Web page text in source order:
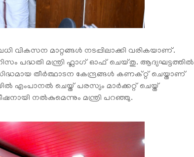
മാറ്റങ്ങൾ നടപ്പിലാക്കി വരികയാണ്.
പദ്ധതി മന്ത്രി ഫ്ലാഗ് ഓഫ് ചെയ്തു. ആദ്യഘട്ടത്തിൽ
തീർത്ഥാടന കേന്ദ്രങ്ങൾ കണക്റ്റ് ചെയ്താണ്
ചെയ്ത് പരസ്യം മാർക്കറ്റ് ചെയ്ത്
നൽകുമെന്നും മന്ത്രി പറഞ്ഞു.